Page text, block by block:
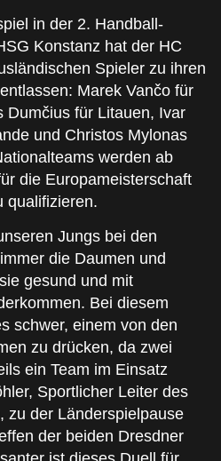
in der 2. Handball-
Konstanz hat der HC
Spieler zu ihren
Marek Vančo für
Dumčius für Litauen, Ivar
und Christos Mylonas
werden ab
die Europameisterschaft
qualifizieren.
Jungs bei den
die Daumen und
gesund und mit
Bei diesem
schwer, einem von den
zu drücken, da zwei
ein Team im Einsatz
Sportlicher Leiter des
zu der Länderspielpause
der beiden Dresdner